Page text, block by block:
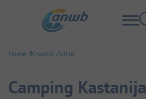
Home Kroatië Istrië
Camping Kastanija